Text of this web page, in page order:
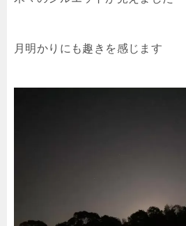
月明かりにも趣きを感じます